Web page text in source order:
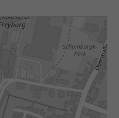
Honig oder Nutella